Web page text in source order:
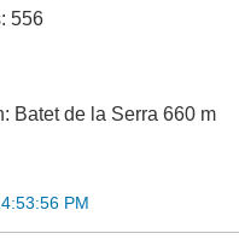
556
Batet de la Serra 660 m
PM